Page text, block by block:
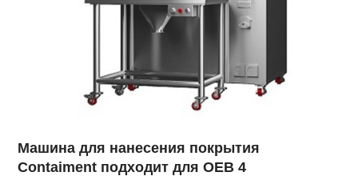
Машина для нанесения покрытия
Contaiment подходит для OEB 4